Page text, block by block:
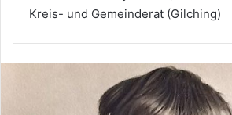
Kreis- und Gemeinderat (Gilching)